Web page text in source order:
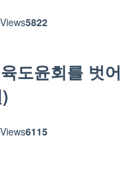
Views5822
도윤회를 벗어
Views6115